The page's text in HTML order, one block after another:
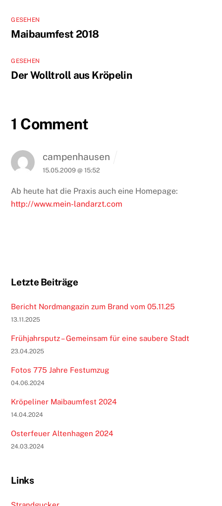
GESEHEN
Maibaumfest 2018
GESEHEN
Der Wolltroll aus Kröpelin
1 Comment
campenhausen
15.05.2009 @ 15:52
Ab heute hat die Praxis auch eine Homepage:
http://www.mein-landarzt.com
Letzte Beiträge
Bericht Nordmangazin zum Brand vom 05.11.25
13.11.2025
Frühjahrsputz – Gemeinsam für eine saubere Stadt
23.04.2025
Fotos 775 Jahre Festumzug
04.06.2024
Kröpeliner Maibaumfest 2024
14.04.2024
Osterfeuer Altenhagen 2024
24.03.2024
Links